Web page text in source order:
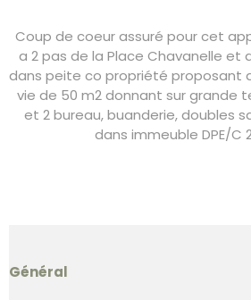
Coup de coeur assuré pour cet
a 2 pas de la Place Chavanelle et
dans peite co propriété proposant
vie de 50 m2 donnant sur grande
et 2 bureau, buanderie, doubles
dans immeuble DPE/C
Général